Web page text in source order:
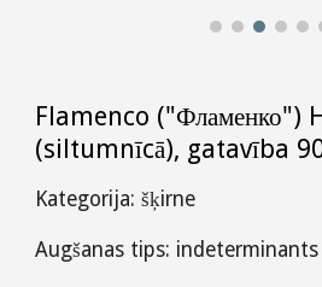
Flamenco ("Фламенко")
(siltumnīcā), gatavība
Kategorija: šķirne
Augšanas tips: indeterminants